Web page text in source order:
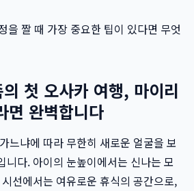
을 짤 때 가장 중요한 팁이 있다면 무엇
첫 오사카 여행, 마이리
면 완벽합니다
느냐에 따라 무한히 새로운 얼굴을 보
니다. 아이의 눈높이에서는 신나는 모
선에서는 여유로운 휴식의 공간으로,